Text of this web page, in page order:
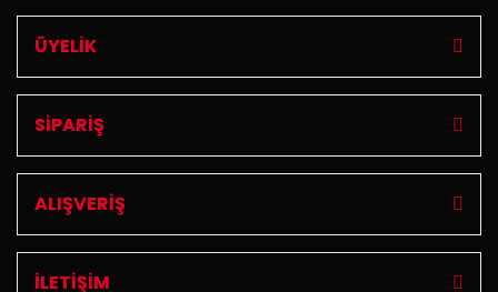
ÜYELİK
SİPARİŞ
ALIŞVERİŞ
İLETİŞİM